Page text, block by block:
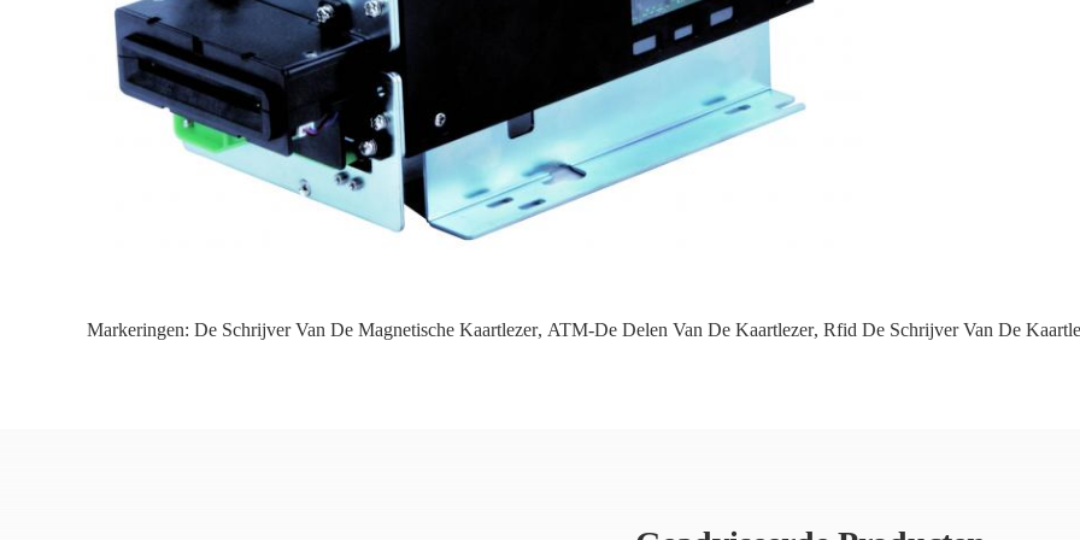
Markeringen: De Schrijver Van De Magnetische Kaartlezer, ATM-De Delen Van De Kaartlezer, Rfid De Schrijver Van De